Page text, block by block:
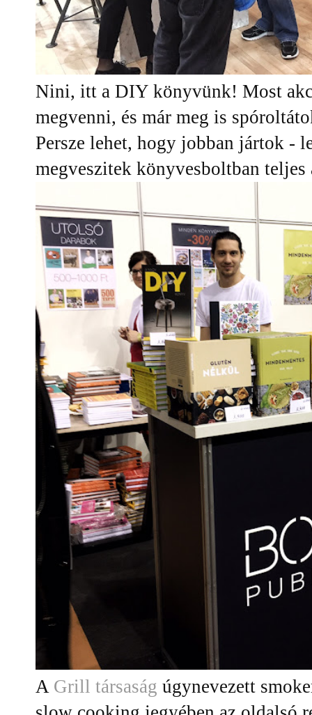
Nini, itt a DIY könyvünk! Most
megvenni, és már meg is
Persze lehet, hogy jobban jártok -
megveszitek könyvesboltban
A Grill társaság úgynevezett